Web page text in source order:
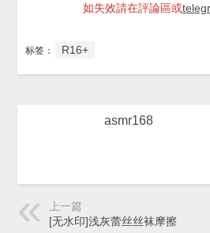
如失效請在評論區或
标签： R16+
asmr168
上一篇
[无水印]浅灰蕾丝丝袜摩擦